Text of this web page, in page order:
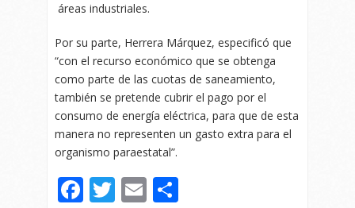
áreas industriales.
Por su parte, Herrera Márquez, especificó que
“con el recurso económico que se obtenga
como parte de las cuotas de saneamiento,
también se pretende cubrir el pago por el
consumo de energía eléctrica, para que de esta
manera no representen un gasto extra para el
organismo paraestatal”.
Facebook
Twitter
Email